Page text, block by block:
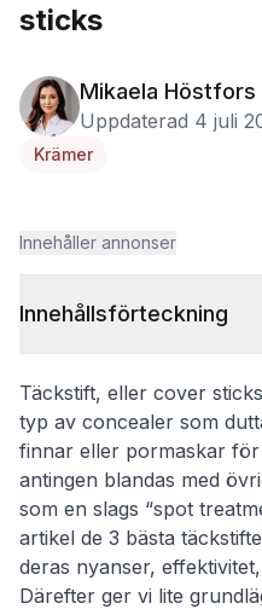
sticks
Mikaela Höstfors
Uppdaterad 4 juli
Krämer
Innehåller annonser
Innehållsförteckning
Täckstift, eller cover
typ av concealer som
finnar eller pormaskar för
antingen blandas med
som en slags “spot
artikel de 3 bästa
deras nyanser,
Därefter ger vi lite